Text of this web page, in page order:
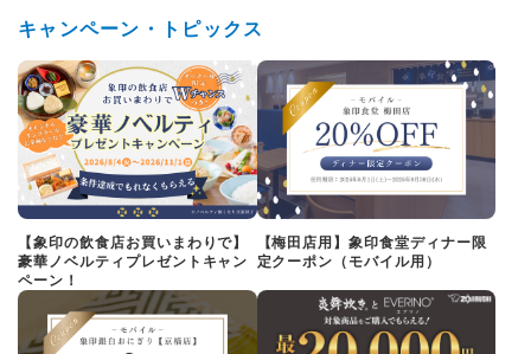
キャンペーン・トピックス
【象印の飲食店お買いまわりで】
豪華ノベルティプレゼントキャン
ペーン！
【梅田店用】象印食堂ディナー限
定クーポン（モバイル用）